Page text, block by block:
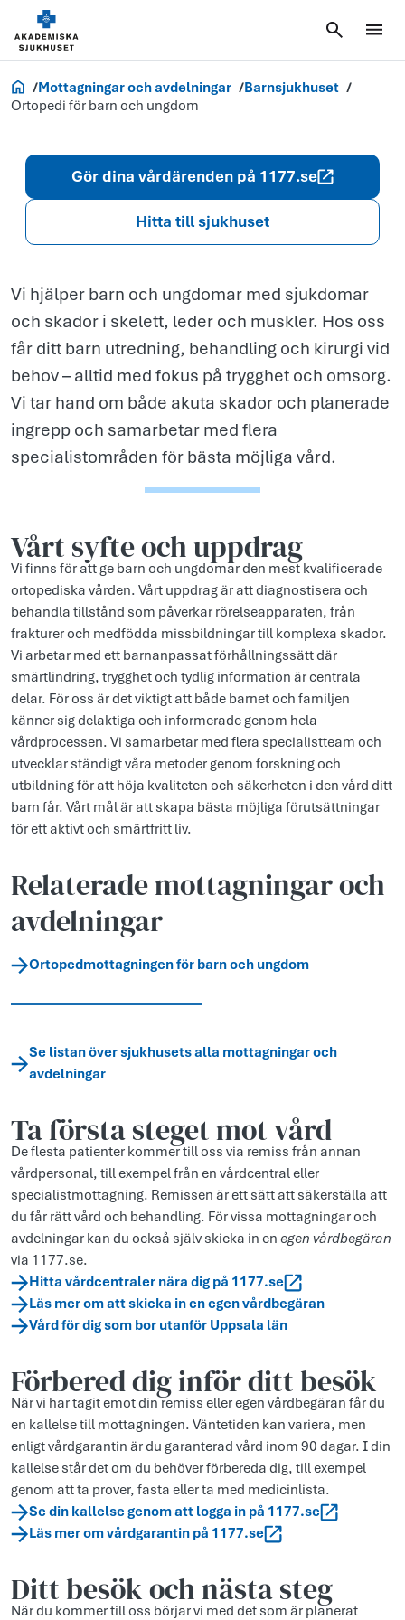
Akademiska.se
Mottagningar och avdelningar
Barnsjukhuset
Ortopedi för barn och ungdom
ungdom
Gör dina vårdärenden på 1177.se
Hitta till sjukhuset
Vi hjälper barn och ungdomar med sjukdomar
och skador i skelett, leder och muskler. Hos oss
får ditt barn utredning, behandling och kirurgi vid
behov – alltid med fokus på trygghet och omsorg.
Vi tar hand om både akuta skador och planerade
ingrepp och samarbetar med flera
specialistområden för bästa möjliga vård.
Vårt syfte och uppdr­ag
Vi finns för att ge barn och ungdomar den mest kvalificerade
ortopediska vården. Vårt uppdrag är att diagnostisera och
behandla tillstånd som påverkar rörelseapparaten, från
frakturer och medfödda missbildningar till komplexa skador.
Vi arbetar med ett barnanpassat förhållningssätt där
smärtlindring, trygghet och tydlig information är centrala
delar. För oss är det viktigt att både barnet och familjen
känner sig delaktiga och informerade genom hela
vårdprocessen. Vi samarbetar med flera specialistteam och
utvecklar ständigt våra metoder genom forskning och
utbildning för att höja kvaliteten och säkerheten i den vård ditt
barn får. Vårt mål är att skapa bästa möjliga förutsättningar
för ett aktivt och smärtfritt liv.
Relaterade mottagningar och
avdelningar
Ortopedmottagningen för barn och ungdom
Se listan över sjukhusets alla mottagningar och
avdelningar
Ta första steget mot vård
De flesta patienter kommer till oss via remiss från annan
vårdpersonal, till exempel från en vårdcentral eller
specialistmottagning. Remissen är ett sätt att säkerställa att
du får rätt vård och behandling. För vissa mottagningar och
avdelningar kan du också själv skicka in en egen vårdbegäran
via 1177.se.
Hitta vårdcentraler nära dig på 1177.se
Läs mer om att skicka in en egen vårdbegäran
Vård för dig som bor utanför Uppsala län
Förbered dig inför ditt besök
När vi har tagit emot din remiss eller egen vårdbegäran får du
en kallelse till mottagningen. Väntetiden kan variera, men
enligt vårdgarantin är du garanterad vård inom 90 dagar. I din
kallelse står det om du behöver förbereda dig, till exempel
genom att ta prover, fasta eller ta med medicinlista.
Se din kallelse genom att logga in på 1177.se
Läs mer om vårdgarantin på 1177.se
Ditt besök och nästa steg
När du kommer till oss börjar vi med det som är planerat